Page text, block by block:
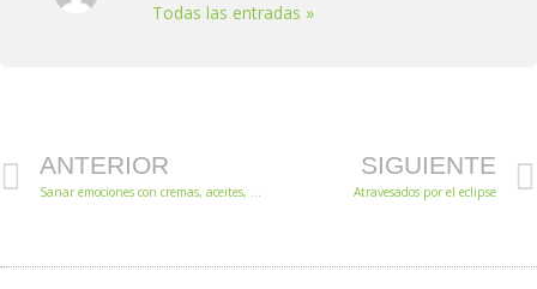
Todas las entradas »
ANTERIOR
Sanar emociones con cremas, aceites, aromas, terapias y más
SIGUIENTE
Atravesados por el eclipse